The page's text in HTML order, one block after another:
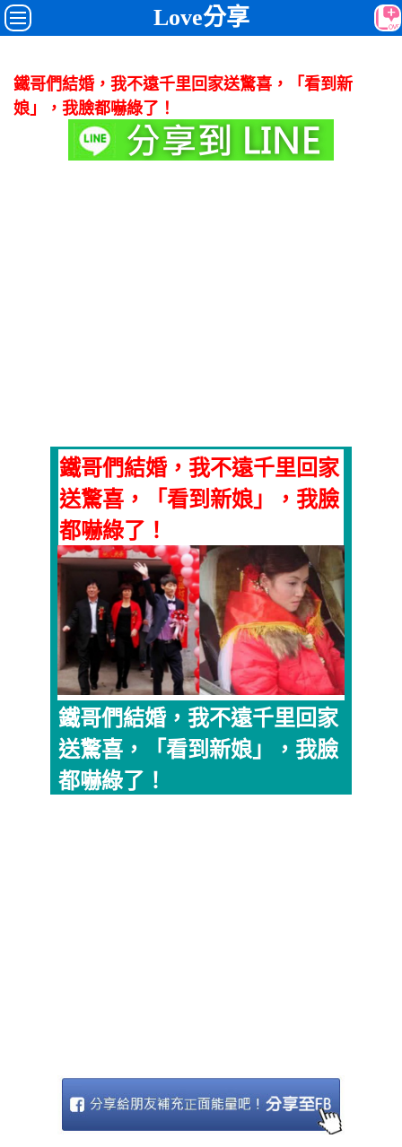
Love分享
鐵哥們結婚，我不遠千里回家送驚喜，「看到新
娘」，我臉都嚇綠了！
鐵哥們結婚，我不遠千里回家
送驚喜，「看到新娘」，我臉
都嚇綠了！
鐵哥們結婚，我不遠千里回家
送驚喜，「看到新娘」，我臉
都嚇綠了！